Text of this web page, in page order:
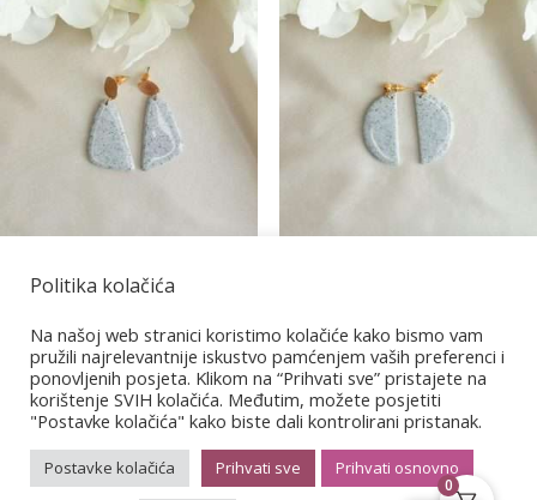
13,00 €14,00
Politika kolačića
Na našoj web stranici koristimo kolačiće kako bismo vam
pružili najrelevantnije iskustvo pamćenjem vaših preferenci i
ponovljenih posjeta. Klikom na “Prihvati sve” pristajete na
korištenje SVIH kolačića. Međutim, možete posjetiti
"Postavke kolačića" kako biste dali kontrolirani pristanak.
Postavke kolačića Prihvati sve Prihvati osnovno
0